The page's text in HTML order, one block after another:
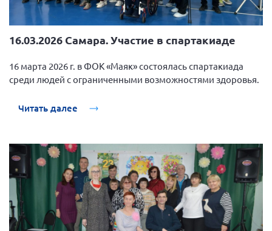
16.03.2026 Самара. Участие в спартакиаде
16 марта 2026 г. в ФОК «Маяк» состоялась спартакиада
среди людей с ограниченными возможностями здоровья.
Читать далее